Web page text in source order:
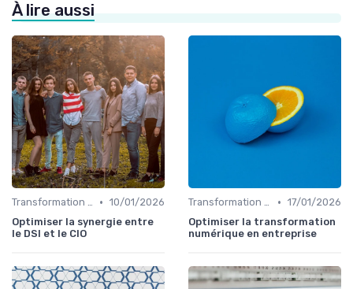
À lire aussi
Transformation digitale • 10/01/2026
Optimiser la synergie entre
le DSI et le CIO
Transformation digitale • 17/01/2026
Optimiser la transformation
numérique en entreprise